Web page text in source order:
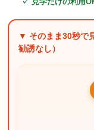
✓ 見学だけの利用
▼ そのまま30秒で
勧誘なし）